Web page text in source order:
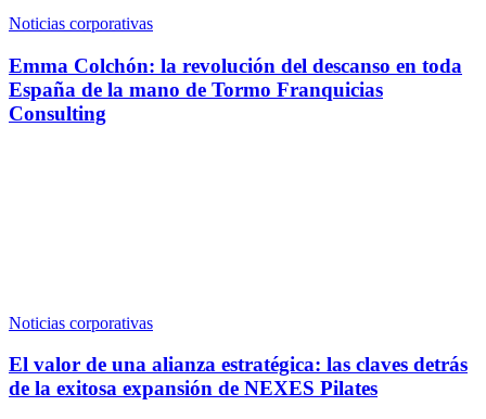
Noticias corporativas
Emma Colchón: la revolución del descanso en toda
España de la mano de Tormo Franquicias
Consulting
Noticias corporativas
El valor de una alianza estratégica: las claves detrás
de la exitosa expansión de NEXES Pilates